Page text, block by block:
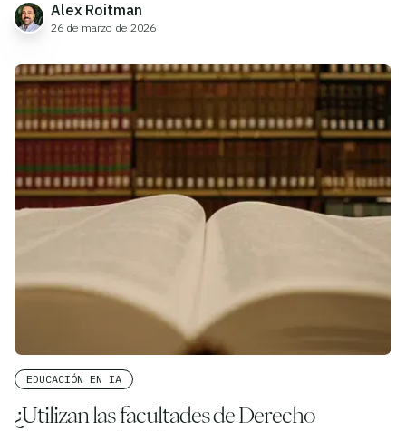
Alex Roitman
26 de marzo de 2026
EDUCACIÓN EN IA
¿Utilizan las facultades de Derecho